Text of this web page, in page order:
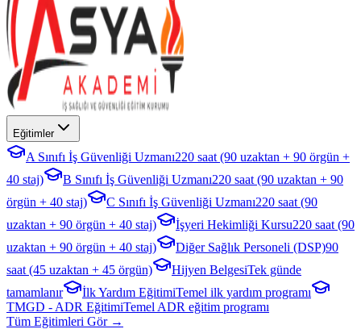
Eğitimler
A Sınıfı İş Güvenliği Uzmanı220 saat (90 uzaktan + 90 örgün +
40 staj)
B Sınıfı İş Güvenliği Uzmanı220 saat (90 uzaktan + 90
örgün + 40 staj)
C Sınıfı İş Güvenliği Uzmanı220 saat (90
uzaktan + 90 örgün + 40 staj)
İşyeri Hekimliği Kursu220 saat (90
uzaktan + 90 örgün + 40 staj)
Diğer Sağlık Personeli (DSP)90
saat (45 uzaktan + 45 örgün)
Hijyen BelgesiTek günde
tamamlanır
İlk Yardım EğitimiTemel ilk yardım programı
TMGD - ADR EğitimiTemel ADR eğitim programı
Tüm Eğitimleri Gör →